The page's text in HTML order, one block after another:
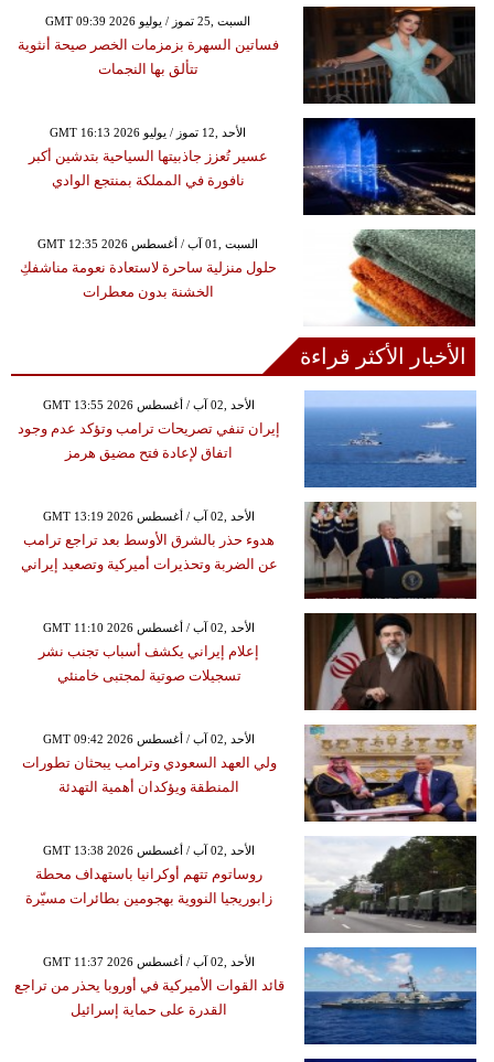
GMT 09:39 2026 السبت ,25 تموز / يوليو
فساتين السهرة بزمزمات الخصر صيحة أنثوية
تتألق بها النجمات
GMT 16:13 2026 الأحد ,12 تموز / يوليو
عسير تُعزز جاذبيتها السياحية بتدشين أكبر
نافورة في المملكة بمنتجع الوادي
GMT 12:35 2026 السبت ,01 آب / أغسطس
حلول منزلية ساحرة لاستعادة نعومة مناشفكِ
الخشنة بدون معطرات
الأخبار الأكثر قراءة
GMT 13:55 2026 الأحد ,02 آب / أغسطس
إيران تنفي تصريحات ترامب وتؤكد عدم وجود
اتفاق لإعادة فتح مضيق هرمز
GMT 13:19 2026 الأحد ,02 آب / أغسطس
هدوء حذر بالشرق الأوسط بعد تراجع ترامب
عن الضربة وتحذيرات أميركية وتصعيد إيراني
GMT 11:10 2026 الأحد ,02 آب / أغسطس
إعلام إيراني يكشف أسباب تجنب نشر
تسجيلات صوتية لمجتبى خامنئي
GMT 09:42 2026 الأحد ,02 آب / أغسطس
ولي العهد السعودي وترامب يبحثان تطورات
المنطقة ويؤكدان أهمية التهدئة
GMT 13:38 2026 الأحد ,02 آب / أغسطس
روساتوم تتهم أوكرانيا باستهداف محطة
زابوريجيا النووية بهجومين بطائرات مسيّرة
GMT 11:37 2026 الأحد ,02 آب / أغسطس
قائد القوات الأميركية في أوروبا يحذر من تراجع
القدرة على حماية إسرائيل